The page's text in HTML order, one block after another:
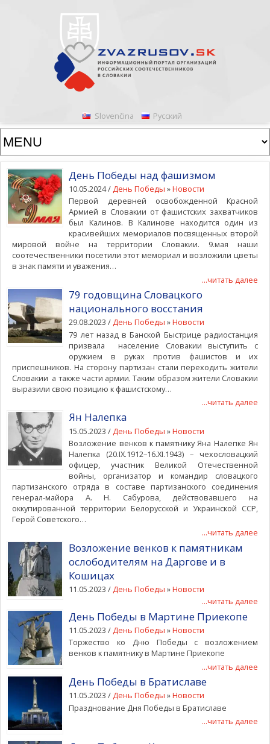
Slovenčina Русский
День Победы над фашизмом
10.05.2024 /День Победы »Новости
Первой деревней освобожденной Красной
Армией в Словакии от фашистских захватчиков
был Калинов. В Калинове находится один из
красивейших мемориалов посвященных второй
мировой войне на территории Словакии. 9.мая наши
соотечественники посетили этот мемориал и возложили цветы
в знак памяти и уважения…
...читать далее
79 годовщина Словацкого
национального восстания
29.08.2023 /День Победы »Новости
79 лет назад в Банской Быстрице радиостанция
призвала население Словакии выступить с
оружием в руках против фашистов и их
приспешников. На сторону партизан стали переходить жители
Словакии а также части армии. Таким образом жители Словакии
выразили свою позицию к фашистскому…
...читать далее
Ян Налепка
15.05.2023 /День Победы »Новости
Возложение венков к памятнику Яна Налепке Ян
Налепка (20.IX.1912–16.XI.1943) – чехословацкий
офицер, участник Великой Отечественной
войны, организатор и командир словацкого
партизанского отряда в составе партизанского соединения
генерал-майора А. Н. Сабурова, действовавшего на
оккупированной территории Белорусской и Украинской ССР,
Герой Советского…
...читать далее
Возложение венков к памятникам
ослободителям на Даргове и в
Кошицах
11.05.2023 /День Победы »Новости
...читать далее
День Победы в Мартине Приекопе
11.05.2023 /День Победы »Новости
Торжество ко Дню Победы с возложением
венков к памятнику в Мартине Приекопе
...читать далее
День Победы в Братиславе
11.05.2023 /День Победы »Новости
Празднование Дня Победы в Братиславе
...читать далее